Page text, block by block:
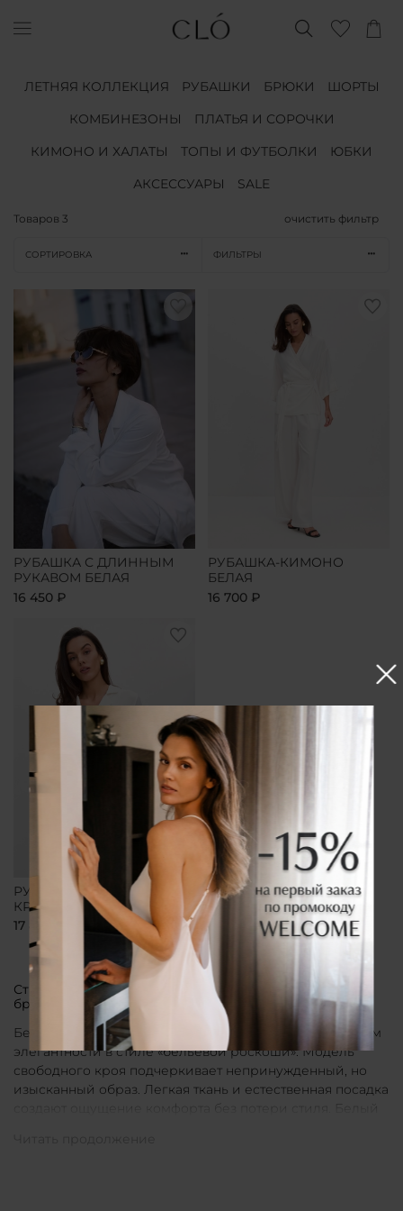
ЛЕТНЯЯ КОЛЛЕКЦИЯ РУБАШКИ БРЮКИ
ШОРТЫ
КОМБИНЕЗОНЫ
ПЛАТЬЯ И СОРОЧКИ
КИМОНО И ХАЛАТЫ
ТОПЫ И ФУТБОЛКИ
ЮБКИ
АКСЕССУАРЫ
SALE
Товаров 3 очистить фильтр
СОРТИРОВКА ФИЛЬТРЫ
РУБАШКА С ДЛИННЫМ
РУКАВОМ БЕЛАЯ
16 450 ₽
РУБАШКА-КИМОНО
БЕЛАЯ
16 700 ₽
РУБАШКА СВОБОДНОГО
КРОЯ БЕЛАЯ
17 800 ₽
Стильные рубашки в актуальном белом цвете от
бренда CLÓ
Белые рубашки от бренда CLÓ являются воплощением
элегантности в стиле «бельевой роскоши». Модель
свободного кроя подчеркивает непринужденный, но
изысканный образ. Легкая ткань и естественная посадка
создают ощущение комфорта без потери стиля. Белый